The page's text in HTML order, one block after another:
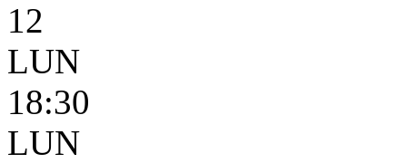
12
LUN
18:30
LUN